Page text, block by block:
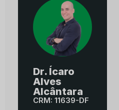
Dr. Ícaro
Alves
Alcântara
CRM: 11639-DF